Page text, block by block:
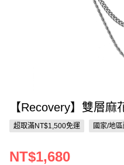
【Recovery】雙層麻
超取滿NT$1,500免運 國家/地
NT$1,680